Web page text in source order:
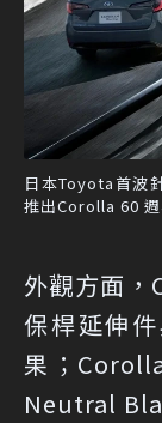
日本Toyota首波
推出Corolla 60 週
外觀方面
保桿延伸
果；
Neutral